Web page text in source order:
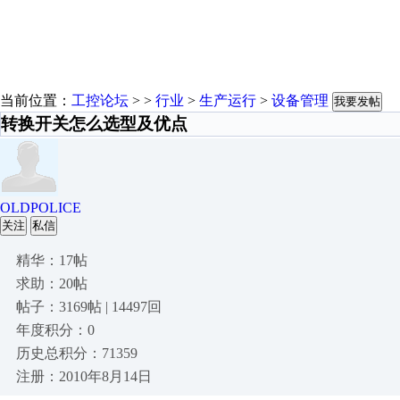
当前位置： 工控论坛 > > 行业 > 生产运行 > 设备管理 我要发帖
转换开关怎么选型及优点
OLDPOLICE
关注 私信
精华：17帖
求助：20帖
帖子：3169帖 | 14497回
年度积分：0
历史总积分：71359
注册：2010年8月14日